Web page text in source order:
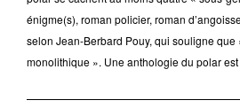
énigme(s), roman policier, roman
selon Jean-Berbard Pouy, qui souligne que
monolithique ». Une anthologie du polar